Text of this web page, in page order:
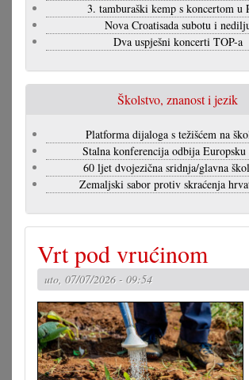
3. tamburaški kemp s koncertom u
Nova Croatisada subotu i
Dva uspješni koncerti TOP-a
Školstvo, znanost i jezik
Platforma dijaloga s težišćem na
Stalna konferencija odbija Europsku
60 ljet dvojezična sridnja/glavna
Zemaljski sabor protiv skraćenja
Vrt pod vrućinom
uto, 07/07/2026 - 09:54